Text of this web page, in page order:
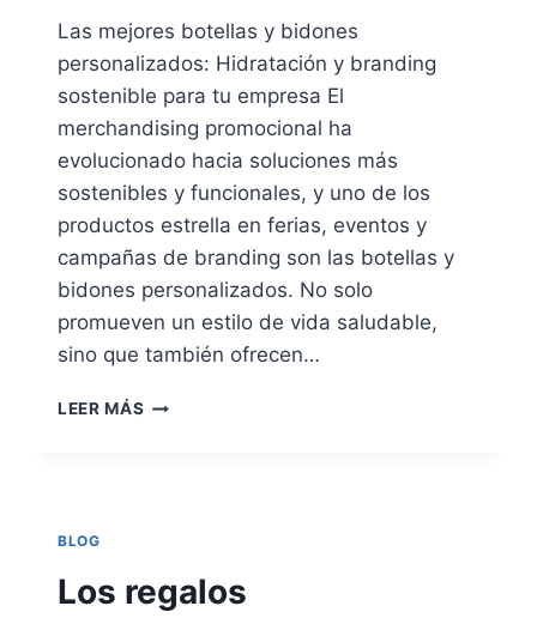
Las mejores botellas y bidones
personalizados: Hidratación y branding
sostenible para tu empresa El
merchandising promocional ha
evolucionado hacia soluciones más
sostenibles y funcionales, y uno de los
productos estrella en ferias, eventos y
campañas de branding son las botellas y
bidones personalizados. No solo
promueven un estilo de vida saludable,
sino que también ofrecen…
LEER MÁS BOTELLAS
TU
BLOG
Los regalos